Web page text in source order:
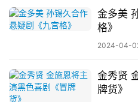
金多美
格》
2024-04-
金秀贤
牌货》